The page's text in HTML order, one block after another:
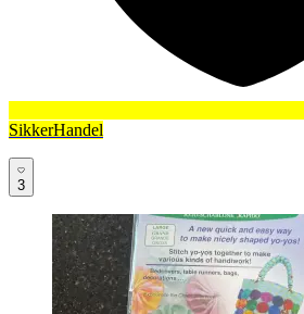
SikkerHandel
3